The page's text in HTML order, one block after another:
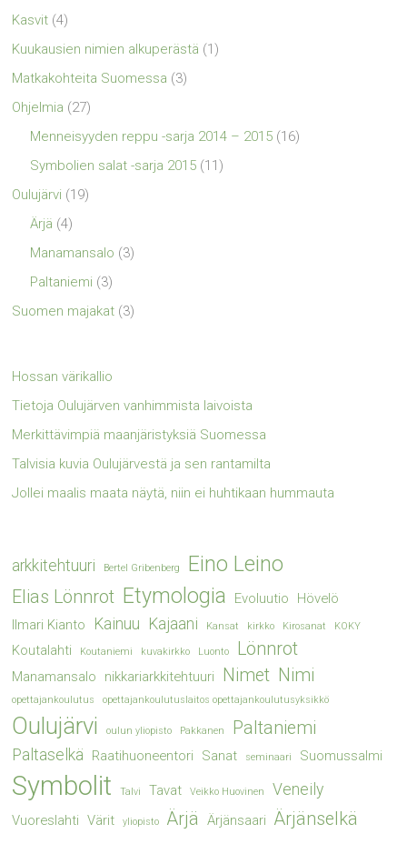
Kasvit (4)
Kuukausien nimien alkuperästä (1)
Matkakohteita Suomessa (3)
Ohjelmia (27)
Menneisyyden reppu -sarja 2014 – 2015 (16)
Symbolien salat -sarja 2015 (11)
Oulujärvi (19)
Ärjä (4)
Manamansalo (3)
Paltaniemi (3)
Suomen majakat (3)
Hossan värikallio
Tietoja Oulujärven vanhimmista laivoista
Merkittävimpiä maanjäristyksiä Suomessa
Talvisia kuvia Oulujärvestä ja sen rantamilta
Jollei maalis maata näytä, niin ei huhtikaan hummauta
arkkitehtuuri Bertel Gribenberg Eino Leino
Elias Lönnrot Etymologia Evoluutio
Hövelö
Ilmari Kianto
Kainuu Kajaani Kansat kirkko Kirosanat KOKY
Koutalahti Koutaniemi kuvakirkko Luonto Lönnrot
Manamansalo nikkariarkkitehtuuri Nimet Nimi
opettajankoulutus opettajankoulutuslaitos opettajankoulutusyksikkö
Oulujärvi oulun yliopisto Pakkanen Paltaniemi
Paltaselkä Raatihuoneentori Sanat seminaari Suomussalmi
Symbolit Talvi Tavat Veikko Huovinen Veneily
Vuoreslahti Värit yliopisto Ärjä Ärjänsaari Ärjänselkä